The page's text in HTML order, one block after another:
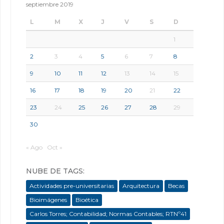
septiembre 2019
L M X J V S D
1
2 3 4 5 6 7 8
9 10 11 12 13 14 15
16 17 18 19 20 21 22
23 24 25 26 27 28 29
30
« Ago Oct »
NUBE DE TAGS:
Actividades pre-universitarias Arquitectura
Becas
Bioimágenes
Bioética
Carlos Torres; Contabilidad; Normas Contables; RTNº41